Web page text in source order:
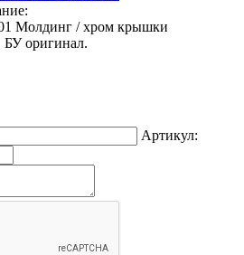
Молдинг / хром крышки
оригинал.
Артикул: